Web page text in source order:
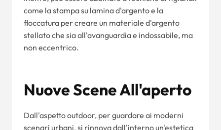
come la stampa su lamina d'argento e la
floccatura per creare un materiale d'argento
stellato che sia all'avanguardia e indossabile, ma
non eccentrico.
Nuove Scene All'aperto
Dall'aspetto outdoor, per guardare ai moderni
scenari urbani, si rinnova dall'interno un'estetica